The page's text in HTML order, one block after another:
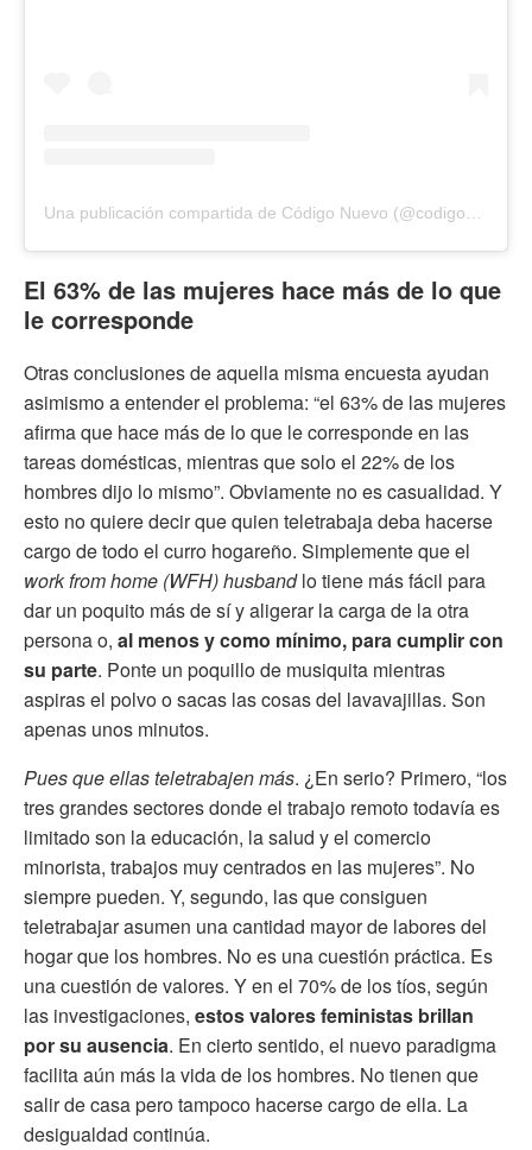
El 63% de las mujeres hace más de lo que
le corresponde
Otras conclusiones de aquella misma encuesta ayudan
asimismo a entender el problema: “el 63% de las mujeres
afirma que hace más de lo que le corresponde en las
tareas domésticas, mientras que solo el 22% de los
hombres dijo lo mismo”. Obviamente no es casualidad. Y
esto no quiere decir que quien teletrabaja deba hacerse
cargo de todo el curro hogareño. Simplemente que el
work from home (WFH) husbandlo tiene más fácil para
dar un poquito más de sí y aligerar la carga de la otra
persona o, al menos y como mínimo, para cumplir con
su parte. Ponte un poquillo de musiquita mientras
aspiras el polvo o sacas las cosas del lavavajillas. Son
apenas unos minutos.
Pues que ellas teletrabajen más. ¿En serio? Primero, “los
tres grandes sectores donde el trabajo remoto todavía es
limitado son la educación, la salud y el comercio
minorista, trabajos muy centrados en las mujeres”. No
siempre pueden. Y, segundo, las que consiguen
teletrabajar asumen una cantidad mayor de labores del
hogar que los hombres. No es una cuestión práctica. Es
una cuestión de valores. Y en el 70% de los tíos, según
las investigaciones, estos valores feministas brillan
por su ausencia. En cierto sentido, el nuevo paradigma
facilita aún más la vida de los hombres. No tienen que
salir de casa pero tampoco hacerse cargo de ella. La
desigualdad continúa.